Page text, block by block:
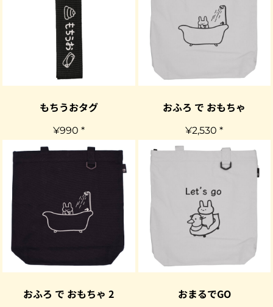
もちうおタグ
¥990 *
おふろ で おもちゃ
¥2,530*
おふろ で おもちゃ 2 おまるでGO